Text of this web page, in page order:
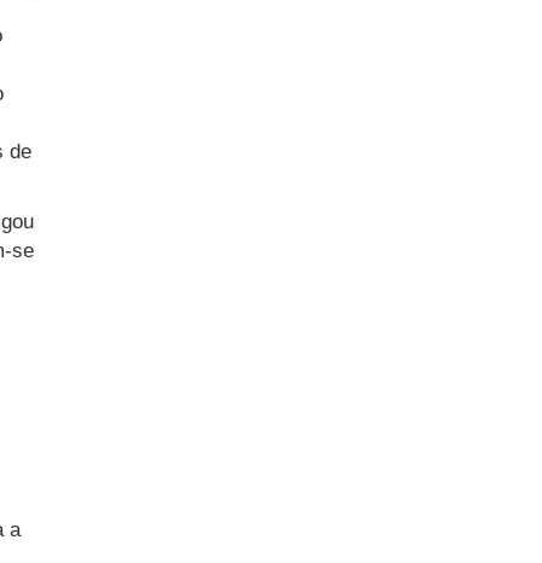
de
se
a